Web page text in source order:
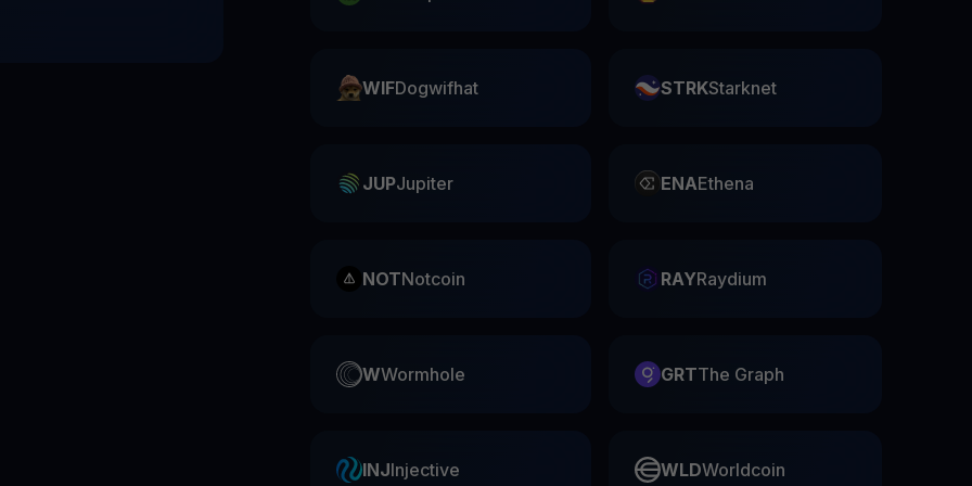
WIFDogwifhat STRKStarknet
JUPJupiter ENAEthena
NOTNotcoin RAYRaydium
WWormhole GRTThe Graph
INJInjective WLDWorldcoin